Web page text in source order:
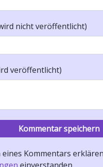
nicht veröffentlicht)
veröffentlicht)
Kommentars